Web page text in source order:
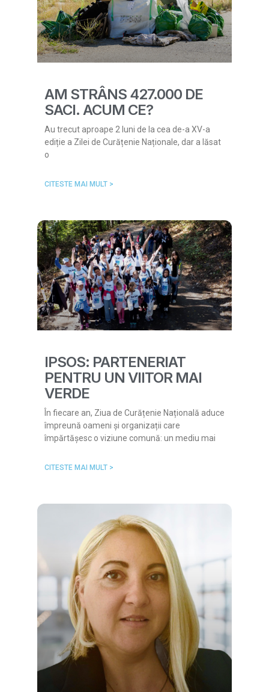
AM STRÂNS 427.000 DE
SACI. ACUM CE?
Au trecut aproape 2 luni de la cea de-a XV-a
ediție a Zilei de Curățenie Naționale, dar a lăsat
o
CITESTE MAI MULT >
IPSOS: PARTENERIAT
PENTRU UN VIITOR MAI
VERDE
În fiecare an, Ziua de Curățenie Națională aduce
împreună oameni și organizații care
împărtășesc o viziune comună: un mediu mai
CITESTE MAI MULT >